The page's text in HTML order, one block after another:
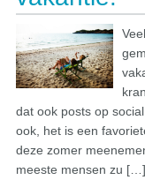
dat ook posts op
ook, het is een
deze zomer
meeste mensen zu […]